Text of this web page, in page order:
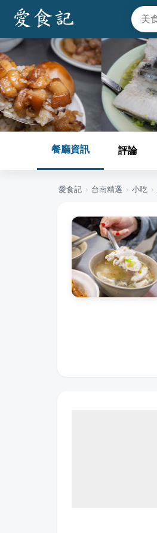
餐廳資訊 評論
愛食記 › 台南精選 › 小吃 ›